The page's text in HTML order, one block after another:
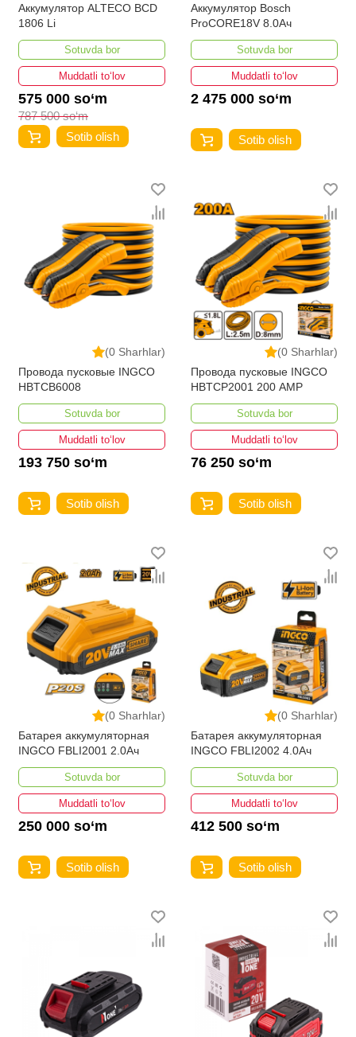
Аккумулятор ALTECO BCD
1806 Li
Sotuvda bor
Muddatli to‘lov
575 000 so‘m
787 500 so‘m
Sotib olish
Аккумулятор Bosch
ProCORE18V 8.0Ач
Sotuvda bor
Muddatli to‘lov
2 475 000 so‘m
Sotib olish
(0 Sharhlar)
Провода пусковые INGCO
HBTCB6008
Sotuvda bor
Muddatli to‘lov
193 750 so‘m
Sotib olish
(0 Sharhlar)
Провода пусковые INGCO
HBTCP2001 200 AMP
Sotuvda bor
Muddatli to‘lov
76 250 so‘m
Sotib olish
(0 Sharhlar)
Батарея аккумуляторная
INGCO FBLI2001 2.0Ач
Sotuvda bor
Muddatli to‘lov
250 000 so‘m
Sotib olish
(0 Sharhlar)
Батарея аккумуляторная
INGCO FBLI2002 4.0Ач
Sotuvda bor
Muddatli to‘lov
412 500 so‘m
Sotib olish